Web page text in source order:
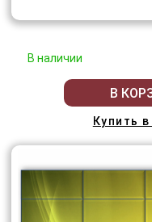
В наличии
В
Купить